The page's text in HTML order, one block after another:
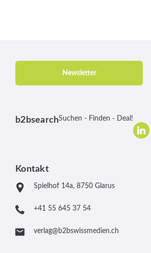
Newsletter
b2bsearchSuchen - Finden - Deal!
Kontakt
Spielhof 14a, 8750 Glarus
+41 55 645 37 54
verlag@b2bswissmedien.ch